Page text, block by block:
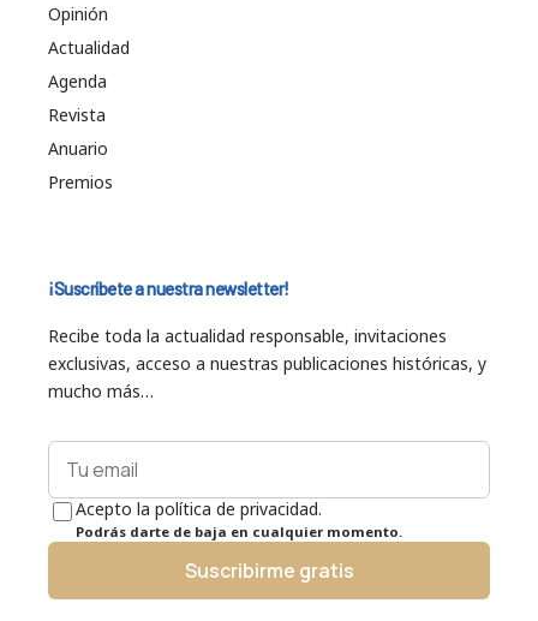
Opinión
Actualidad
Agenda
Revista
Anuario
Premios
¡Suscríbete a nuestra newsletter!
Recibe toda la actualidad responsable, invitaciones
exclusivas, acceso a nuestras publicaciones históricas, y
mucho más…
Acepto la política de privacidad.
Podrás darte de baja en cualquier momento.
Suscribirme gratis